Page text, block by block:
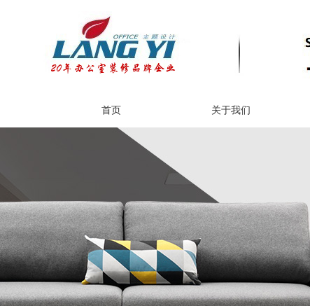
首页 关于我们